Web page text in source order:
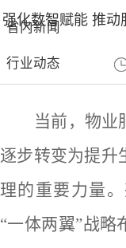
省内新闻
行业动态
强化数智赋能 推
当前 ，物业
逐步转变为提升
理的重要力量
“一体两翼”战略